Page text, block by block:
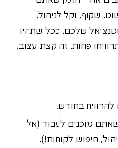
שקוף, וקל לניהול.
שלכם. ככל שתהיו
פחות. זה קצת עצוב,
בחודש.
מוכנים לעבוד (אל
חיפוש לקוחות!).